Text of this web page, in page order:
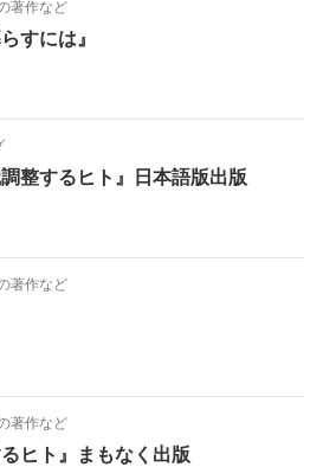
著作など
すには』
整するヒト』日本語版出版
著作など
著作など
ヒト』まもなく出版